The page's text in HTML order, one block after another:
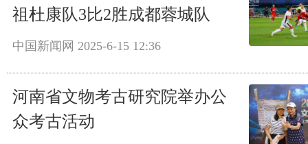
祖杜康队3比2胜成都蓉城队
中国新闻网 2025-6-15 12:36
河南省文物考古研究院举办公
众考古活动